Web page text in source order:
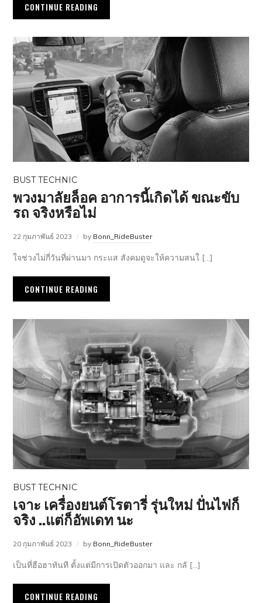
CONTINUE READING
BUST TECHNIC
พวงมาลัยล็อค อาการนี้เกิดได้ ขณะขับ
รถ จริงหรือไม่
22 กุมภาพันธ์ 2023 by Bonn_RideBuster
ใจช่วงไม่กี่วันที่ผ่านมา กระแส สังคมดูจะให้ความสนใ […]
CONTINUE READING
BUST TECHNIC
เจาะ เครื่องยนต์โรตารี่ รุ่นใหม่ ปั่นไฟก็
จริง ..​แต่ก็อัพเดท นะ
20 กุมภาพันธ์ 2023 by Bonn_RideBuster
เป็นที่ฮือฮาทันที ตั้งแต่มีการเปิดตัวออกมา และ กลั […]
CONTINUE READING